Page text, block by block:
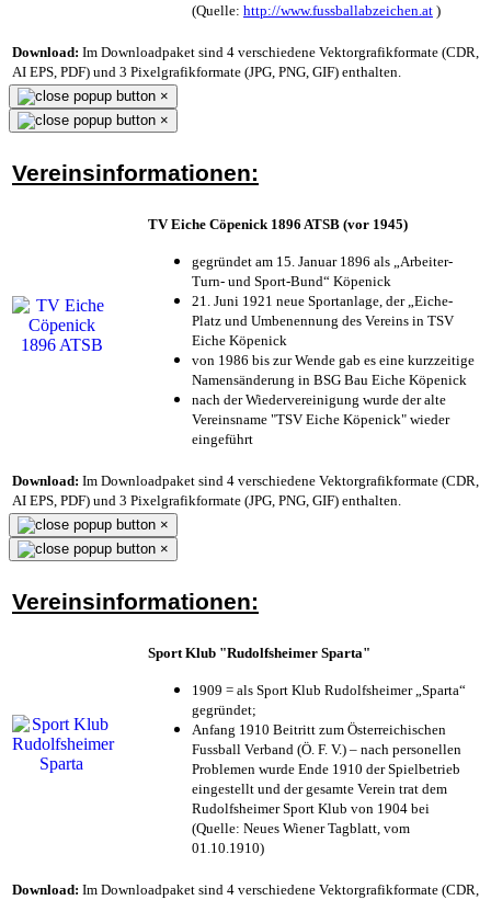
(Quelle: http://www.fussballabzeichen.at )
Download: Im Downloadpaket sind 4 verschiedene Vektorgrafikformate (CDR,
AI EPS, PDF) und 3 Pixelgrafikformate (JPG, PNG, GIF) enthalten.
×
×
Vereinsinformationen:
TV Eiche Cöpenick 1896 ATSB (vor 1945)
gegründet am 15. Januar 1896 als „Arbeiter-
Turn- und Sport-Bund“ Köpenick
21. Juni 1921 neue Sportanlage, der „Eiche-
Platz und Umbenennung des Vereins in TSV
Eiche Köpenick
von 1986 bis zur Wende gab es eine kurzzeitige
Namensänderung in BSG Bau Eiche Köpenick
nach der Wiedervereinigung wurde der alte
Vereinsname "TSV Eiche Köpenick" wieder
eingeführt
Download: Im Downloadpaket sind 4 verschiedene Vektorgrafikformate (CDR,
AI EPS, PDF) und 3 Pixelgrafikformate (JPG, PNG, GIF) enthalten.
×
×
Vereinsinformationen:
Sport Klub "Rudolfsheimer Sparta"
1909 = als Sport Klub Rudolfsheimer „Sparta“
gegründet;
Anfang 1910 Beitritt zum Österreichischen
Fussball Verband (Ö. F. V.) – nach personellen
Problemen wurde Ende 1910 der Spielbetrieb
eingestellt und der gesamte Verein trat dem
Rudolfsheimer Sport Klub von 1904 bei
(Quelle: Neues Wiener Tagblatt, vom
01.10.1910)
Download: Im Downloadpaket sind 4 verschiedene Vektorgrafikformate (CDR,